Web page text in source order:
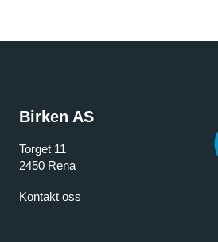
Birken AS
Torget 11
2450 Rena
Kontakt oss